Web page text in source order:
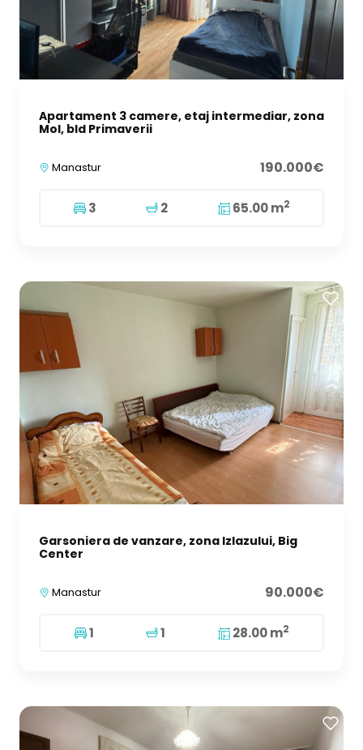
Apartament 3 camere, etaj intermediar, zona
Mol, bld Primaverii
Manastur 190.000€
3 2 65.00 m2
Garsoniera de vanzare, zona Izlazului, Big
Center
Manastur 90.000€
1 1 28.00 m2